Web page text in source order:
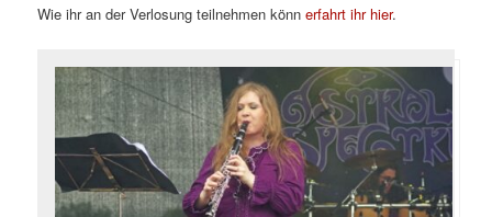
Wie ihr an der Verlosung teilnehmen könnerfahrt ihr hier.